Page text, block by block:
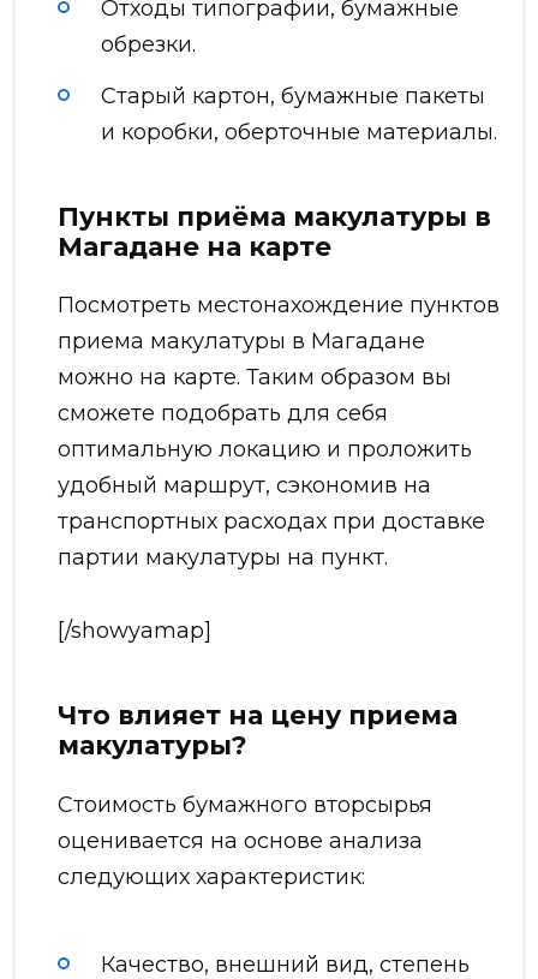
Отходы типографии, бумажные
обрезки.
Старый картон, бумажные пакеты
и коробки, оберточные материалы.
Пункты приёма макулатуры в
Магадане на карте
Посмотреть местонахождение пунктов
приема макулатуры в Магадане
можно на карте. Таким образом вы
сможете подобрать для себя
оптимальную локацию и проложить
удобный маршрут, сэкономив на
транспортных расходах при доставке
партии макулатуры на пункт.
[/showyamap]
Что влияет на цену приема
макулатуры?
Стоимость бумажного вторсырья
оценивается на основе анализа
следующих характеристик:
Качество, внешний вид, степень